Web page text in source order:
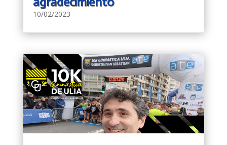
10/02/2023